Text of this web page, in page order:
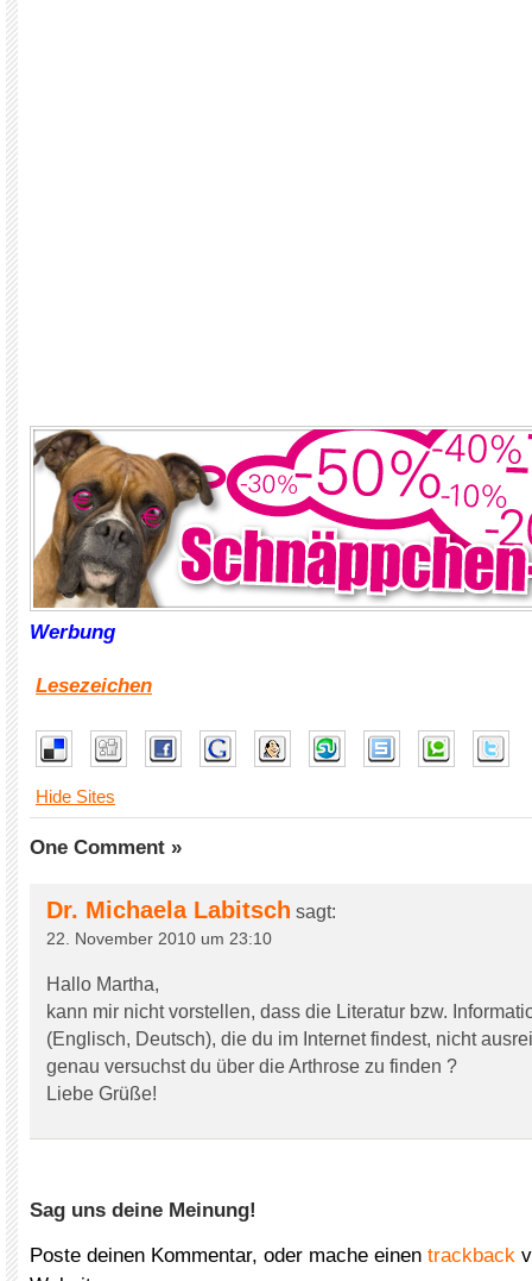
Werbung
Lesezeichen
Hide Sites
One Comment »
Dr. Michaela Labitsch sagt:
22. November 2010 um 23:10
Hallo Martha,
kann mir nicht vorstellen, dass die Literatur bzw.
(Englisch, Deutsch), die du im Internet findest, nicht
genau versuchst du über die Arthrose zu finden ?
Liebe Grüße!
Sag uns deine Meinung!
Poste deinen Kommentar, oder mache einen trackback